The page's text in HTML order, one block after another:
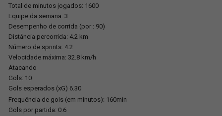
Total de minutos jogados: 1600
Equipe da semana: 3
Desempenho de corrida (por : 90)
Distância percorrida: 4.2 km
Número de sprints: 4.2
Velocidade máxima: 32.8 km/h
Atacando
Gols: 10
Gols esperados (xG) 6.30
Frequência de gols (em minutos): 160min
Gols por partida: 0.6